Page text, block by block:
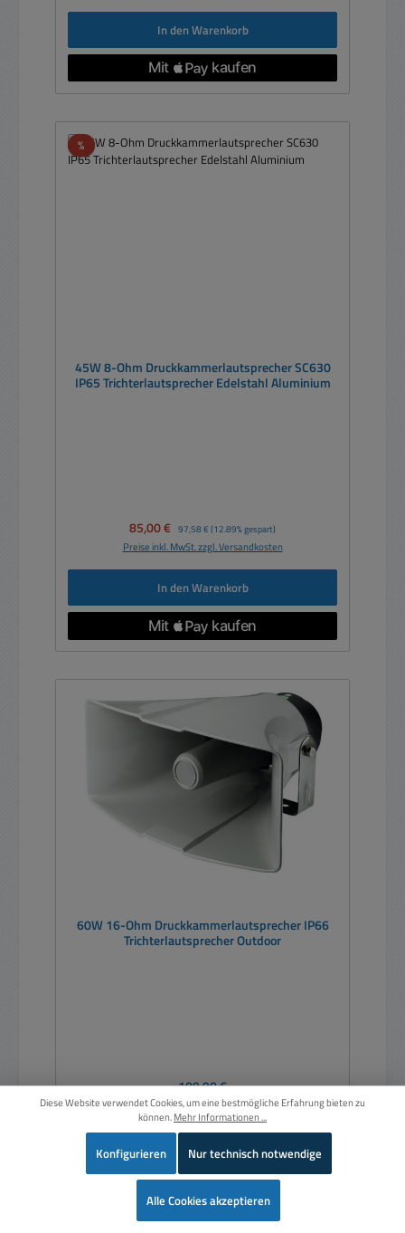
In den Warenkorb
%Rabatt
45W 8-Ohm Druckkammerlautsprecher SC630
IP65 Trichterlautsprecher Edelstahl Aluminium
Verkaufspreis:
85,00 € Regulärer Preis:
97,58 € (12.89% gespart)
Preise inkl. MwSt. zzgl. Versandkosten
In den Warenkorb
60W 16-Ohm Druckkammerlautsprecher IP66
Trichterlautsprecher Outdoor
Regulärer Preis:
109,90 €
Preise inkl. MwSt. zzgl. Versandkosten
In den Warenkorb
Diese Website verwendet Cookies, um eine bestmögliche Erfahrung bieten zu
können.Mehr Informationen ...
Nur technisch notwendige
Konfigurieren
Alle Cookies akzeptieren